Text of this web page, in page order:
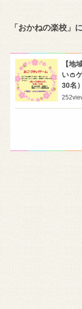
「おかねの楽校」
【地
い👛
30名
252